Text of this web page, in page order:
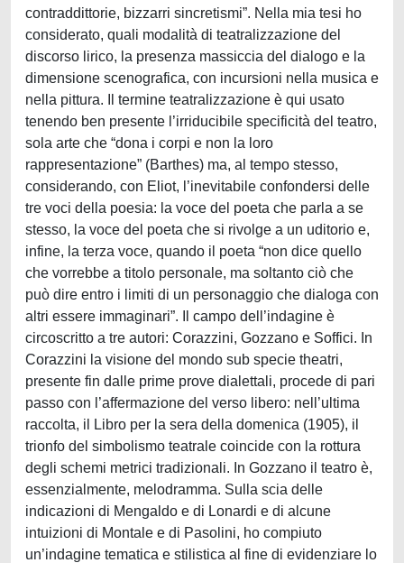
contraddittorie, bizzarri sincretismi”. Nella mia tesi ho
considerato, quali modalità di teatralizzazione del
discorso lirico, la presenza massiccia del dialogo e la
dimensione scenografica, con incursioni nella musica e
nella pittura. Il termine teatralizzazione è qui usato
tenendo ben presente l’irriducibile specificità del teatro,
sola arte che “dona i corpi e non la loro
rappresentazione” (Barthes) ma, al tempo stesso,
considerando, con Eliot, l’inevitabile confondersi delle
tre voci della poesia: la voce del poeta che parla a se
stesso, la voce del poeta che si rivolge a un uditorio e,
infine, la terza voce, quando il poeta “non dice quello
che vorrebbe a titolo personale, ma soltanto ciò che
può dire entro i limiti di un personaggio che dialoga con
altri essere immaginari”. Il campo dell’indagine è
circoscritto a tre autori: Corazzini, Gozzano e Soffici. In
Corazzini la visione del mondo sub specie theatri,
presente fin dalle prime prove dialettali, procede di pari
passo con l’affermazione del verso libero: nell’ultima
raccolta, il Libro per la sera della domenica (1905), il
trionfo del simbolismo teatrale coincide con la rottura
degli schemi metrici tradizionali. In Gozzano il teatro è,
essenzialmente, melodramma. Sulla scia delle
indicazioni di Mengaldo e di Lonardi e di alcune
intuizioni di Montale e di Pasolini, ho compiuto
un’indagine tematica e stilistica al fine di evidenziare lo